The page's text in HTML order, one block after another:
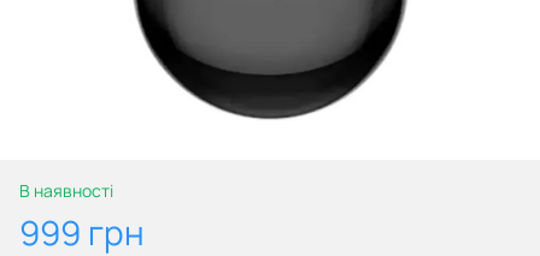
В наявності
999 грн